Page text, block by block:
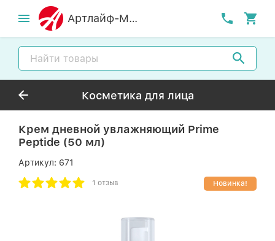
Артлайф-MСК
Косметика для лица
Крем дневной увлажняющий Prime
Peptide (50 мл)
Артикул: 671
1 отзыв Новинка!